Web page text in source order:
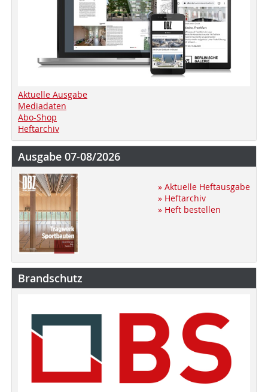
Aktuelle Ausgabe
Mediadaten
Abo-Shop
Heftarchiv
Ausgabe 07-08/2026
» Aktuelle Heftausgabe
» Heftarchiv
» Heft bestellen
Brandschutz